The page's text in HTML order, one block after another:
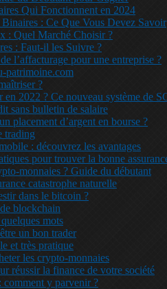
Qui Fonctionnent en 2024
: Ce Que Vous Devez Savoir
: Quel Marché Choisir ?
: Faut-il les Suivre ?
l’affacturage pour une entreprise ?
patrimoine.com
?
2022 ? Ce nouveau système de
sans bulletin de salaire
placement d’argent en bourse ?
trading
: découvrez les avantages
pour trouver la bonne
monnaies ? Guide du débutant
catastrophe naturelle
dans le bitcoin ?
blockchain
mots
un bon trader
et très pratique
les crypto-monnaies
réussir la finance de votre société
y parvenir ?